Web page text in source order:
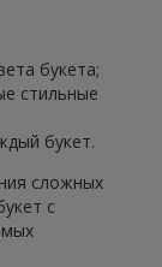
букета;
стильные
букет.
сложных
с